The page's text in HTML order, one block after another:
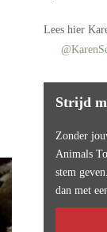
Leeshier
Strijd
Zonder
Animals
stem
dan met